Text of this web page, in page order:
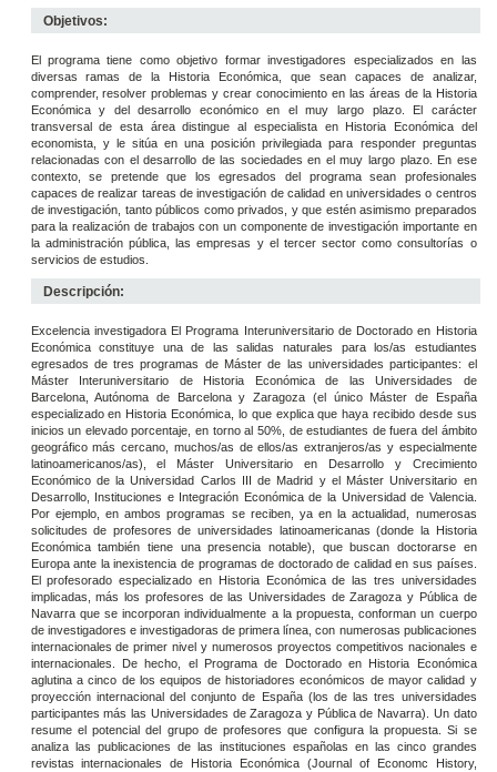
Objetivos:
El programa tiene como objetivo formar investigadores especializados en las
diversas ramas de la Historia Económica, que sean capaces de analizar,
comprender, resolver problemas y crear conocimiento en las áreas de la Historia
Económica y del desarrollo económico en el muy largo plazo. El carácter
transversal de esta área distingue al especialista en Historia Económica del
economista, y le sitúa en una posición privilegiada para responder preguntas
relacionadas con el desarrollo de las sociedades en el muy largo plazo. En ese
contexto, se pretende que los egresados del programa sean profesionales
capaces de realizar tareas de investigación de calidad en universidades o centros
de investigación, tanto públicos como privados, y que estén asimismo preparados
para la realización de trabajos con un componente de investigación importante en
la administración pública, las empresas y el tercer sector como consultorías o
servicios de estudios.
Descripción:
Excelencia investigadora El Programa Interuniversitario de Doctorado en Historia
Económica constituye una de las salidas naturales para los/as estudiantes
egresados de tres programas de Máster de las universidades participantes: el
Máster Interuniversitario de Historia Económica de las Universidades de
Barcelona, Autónoma de Barcelona y Zaragoza (el único Máster de España
especializado en Historia Económica, lo que explica que haya recibido desde sus
inicios un elevado porcentaje, en torno al 50%, de estudiantes de fuera del ámbito
geográfico más cercano, muchos/as de ellos/as extranjeros/as y especialmente
latinoamericanos/as), el Máster Universitario en Desarrollo y Crecimiento
Económico de la Universidad Carlos III de Madrid y el Máster Universitario en
Desarrollo, Instituciones e Integración Económica de la Universidad de Valencia.
Por ejemplo, en ambos programas se reciben, ya en la actualidad, numerosas
solicitudes de profesores de universidades latinoamericanas (donde la Historia
Económica también tiene una presencia notable), que buscan doctorarse en
Europa ante la inexistencia de programas de doctorado de calidad en sus países.
El profesorado especializado en Historia Económica de las tres universidades
implicadas, más los profesores de las Universidades de Zaragoza y Pública de
Navarra que se incorporan individualmente a la propuesta, conforman un cuerpo
de investigadores e investigadoras de primera línea, con numerosas publicaciones
internacionales de primer nivel y numerosos proyectos competitivos nacionales e
internacionales. De hecho, el Programa de Doctorado en Historia Económica
aglutina a cinco de los equipos de historiadores económicos de mayor calidad y
proyección internacional del conjunto de España (los de las tres universidades
participantes más las Universidades de Zaragoza y Pública de Navarra). Un dato
resume el potencial del grupo de profesores que configura la propuesta. Si se
analiza las publicaciones de las instituciones españolas en las cinco grandes
revistas internacionales de Historia Económica (Journal of Economc History,